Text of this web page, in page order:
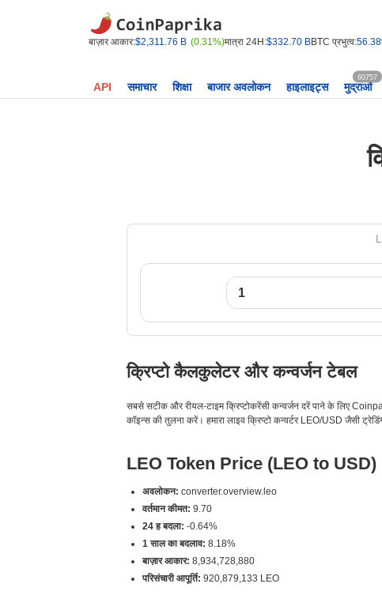
बाज़ार आकार:$2,311.76 B (0.31%)मात्रा 24H:$332.70 BBTC प्रभुत्व:
API समाचार शिक्षा बाजार अवलोकन हाइलाइट्स मुद्राओं
60757
क्रिप्टो कैलकुलेटर और कन्वर्जन टेबल
सबसे सटीक और रीयल-टाइम क्रिप्टोकरेंसी कन्वर्जन दरें पाने के लिए
कॉइन्स की तुलना करें। हमारा लाइव क्रिप्टो कन्वर्टर LEO/USD जैसी
LEO Token Price (LEO to USD)
अवलोकन: converter.overview.leo
वर्तमान कीमत: 9.70
24 ह बदला: -0.64%
1 साल का बदलाव: 8.18%
बाज़ार आकार: 8,934,728,880
परिसंचारी आपूर्ति: 920,879,133 LEO